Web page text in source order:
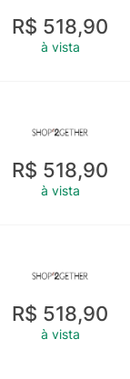
R$ 518,90
à vista
R$ 518,90
à vista
R$ 518,90
à vista